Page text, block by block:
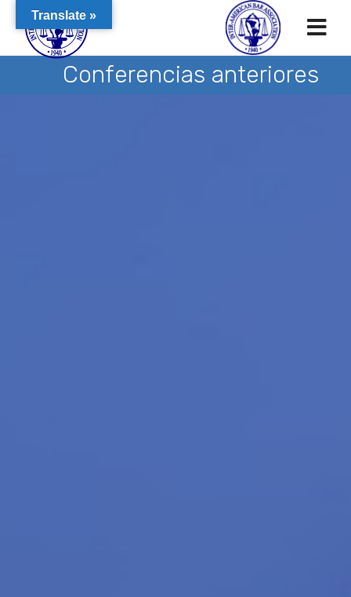
Conferencias anteriores
Translate »